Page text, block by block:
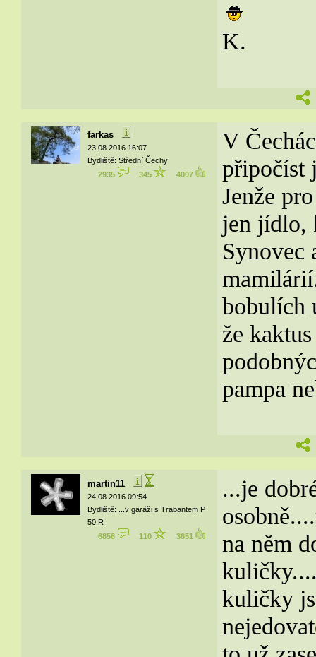
K.
farkas
23.08.2016 16:07
Bydliště: Střední Čechy
2935
345 4007
V
připočíst
Jenže
jen jídlo,
Synovec
bobulích
že
pampa
martin11
24.08.2016 09:54
Bydliště: ...v garáži s Trabantem P
50 R
6858
110 3651
...je
na něm
kuličky